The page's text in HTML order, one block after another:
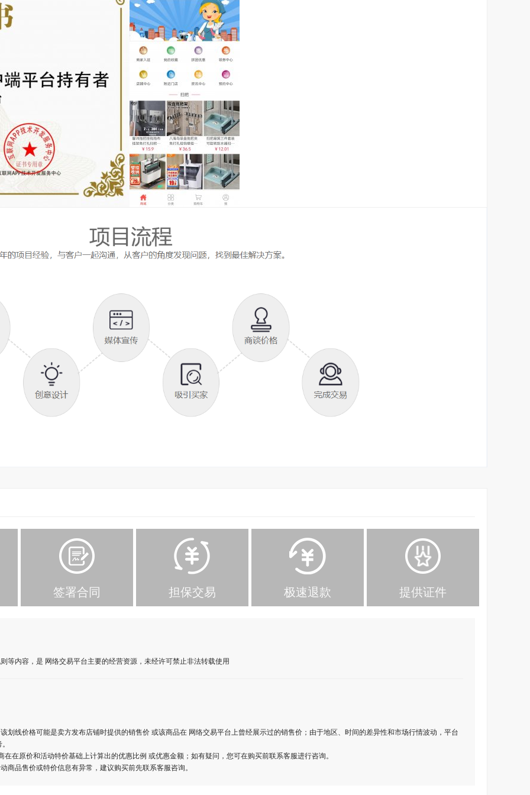
签署合同 担保交易 极速退款 提供证件
等内容，是 网络交易平台主要的经营资源，未经许可禁止非法转载使用
划线价格可能是卖方发布店铺时提供的销售价 或该商品在 网络交易平台上曾经展示过的销售价；由于地区、时间的差异性和市场行情波动，平台
在原价和活动特价基础上计算出的优惠比例 或优惠金额；如有疑问，您可在购买前联系客服进行咨询。
品售价或特价信息有异常，建议购买前先联系客服咨询。